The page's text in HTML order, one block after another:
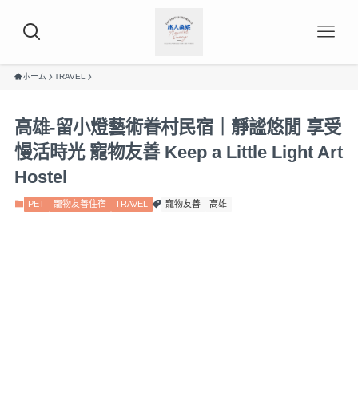
ホーム TRAVEL
高雄-留小燈藝術眷村民宿｜靜謐悠閒 享受
慢活時光 寵物友善 Keep a Little Light Art
Hostel
PET 寵物友善住宿 TRAVEL 寵物友善 高雄